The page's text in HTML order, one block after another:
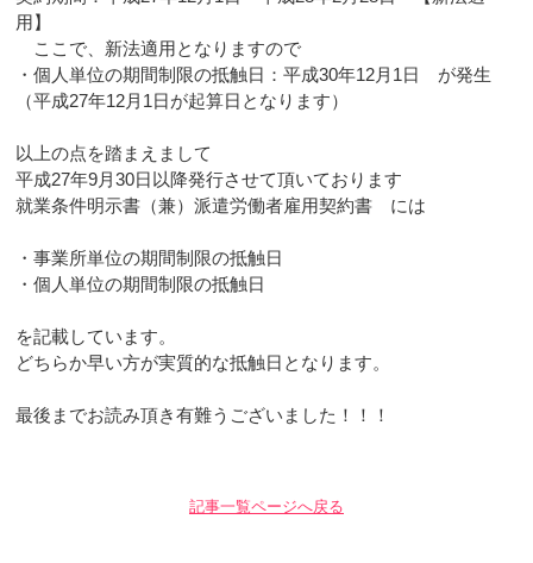
用】
ここで、新法適用となりますので
・個人単位の期間制限の抵触日：平成30年12月1日 が発生
（平成27年12月1日が起算日となります）
以上の点を踏まえまして
平成27年9月30日以降発行させて頂いております
就業条件明示書（兼）派遣労働者雇用契約書 には
・事業所単位の期間制限の抵触日
・個人単位の期間制限の抵触日
を記載しています。
どちらか早い方が実質的な抵触日となります。
最後までお読み頂き有難うございました！！！
記事一覧ページへ戻る